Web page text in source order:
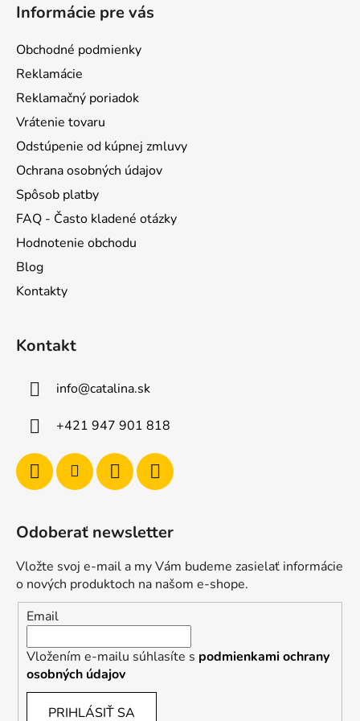
Informácie pre vás
Obchodné podmienky
Reklamácie
Reklamačný poriadok
Vrátenie tovaru
Odstúpenie od kúpnej zmluvy
Ochrana osobných údajov
Spôsob platby
FAQ - Často kladené otázky
Hodnotenie obchodu
Blog
Kontakty
Kontakt
info@catalina.sk
+421 947 901 818
Odoberať newsletter
Vložte svoj e-mail a my Vám budeme zasielať informácie
o nových produktoch na našom e-shope.
Email
Vložením e-mailu súhlasíte s podmienkami ochrany
osobných údajov
PRIHLÁSIŤ SA